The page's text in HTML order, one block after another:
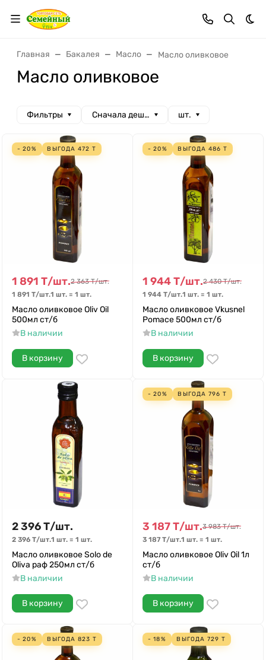
Главная Бакалея Масло Масло оливковое
Масло оливковое
Фильтры Сначала дешевые шт.
- 20% ВЫГОДА 472 Т
1 891 Т/шт.2 363 Т/шт.
1 891 Т/шт.1 шт. = 1 шт.
Масло оливковое Oliv Oil
500мл ст/б
В наличии
В корзину
- 20% ВЫГОДА 486 Т
1 944Т/шт.2 430 Т/шт.
1 944 Т/шт.1 шт. = 1 шт.
Масло оливковое Vkusnel
Pomace 500мл ст/б
В наличии
В корзину
2 396Т/шт.
2 396 Т/шт.1 шт. = 1 шт.
Масло оливковое Solo de
Oliva раф 250мл ст/б
В наличии
В корзину
- 20% ВЫГОДА 796 Т
3 187Т/шт.3 983 Т/шт.
3 187 Т/шт.1 шт. = 1 шт.
Масло оливковое Oliv Oil 1л
ст/б
В наличии
В корзину
- 20% ВЫГОДА 823 Т - 18% ВЫГОДА 729 Т